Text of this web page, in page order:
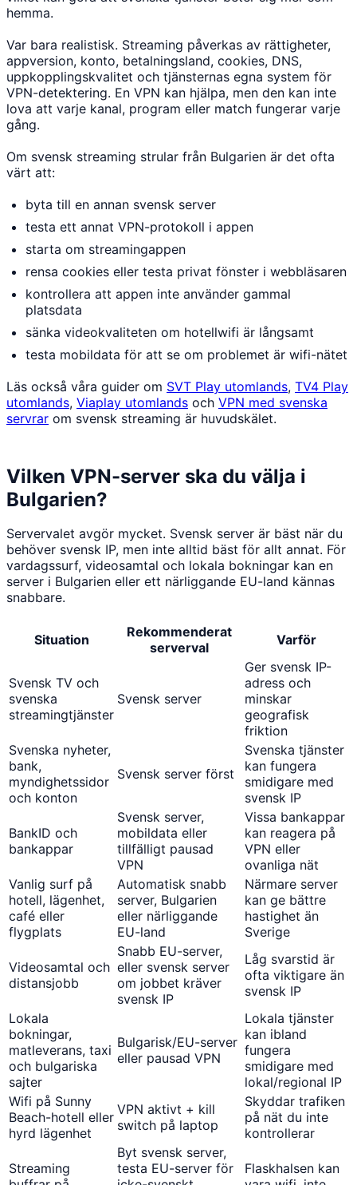
hemma.
Var bara realistisk. Streaming påverkas av rättigheter,
appversion, konto, betalningsland, cookies, DNS,
uppkopplingskvalitet och tjänsternas egna system för
VPN-detektering. En VPN kan hjälpa, men den kan inte
lova att varje kanal, program eller match fungerar varje
gång.
Om svensk streaming strular från Bulgarien är det ofta
värt att:
byta till en annan svensk server
testa ett annat VPN-protokoll i appen
starta om streamingappen
rensa cookies eller testa privat fönster i webbläsaren
kontrollera att appen inte använder gammal
platsdata
sänka videokvaliteten om hotellwifi är långsamt
testa mobildata för att se om problemet är wifi-nätet
Läs också våra guider om SVT Play utomlands, TV4 Play
utomlands, Viaplay utomlands och VPN med svenska
servrar om svensk streaming är huvudskälet.
Vilken VPN-server ska du välja i
Bulgarien?
Servervalet avgör mycket. Svensk server är bäst när du
behöver svensk IP, men inte alltid bäst för allt annat. För
vardagssurf, videosamtal och lokala bokningar kan en
server i Bulgarien eller ett närliggande EU-land kännas
snabbare.
Situation
Rekommenderat
serverval
Varför
Svensk TV och
svenska
streamingtjänster
Svensk server
Ger svensk IP-
adress och
minskar
geografisk
friktion
Svenska nyheter,
bank,
myndighetssidor
och konton
Svensk server först
Svenska tjänster
kan fungera
smidigare med
svensk IP
BankID och
bankappar
Svensk server,
mobildata eller
tillfälligt pausad
VPN
Vissa bankappar
kan reagera på
VPN eller
ovanliga nät
Vanlig surf på
hotell, lägenhet,
café eller
flygplats
Automatisk snabb
server, Bulgarien
eller närliggande
EU-land
Närmare server
kan ge bättre
hastighet än
Sverige
Videosamtal och
distansjobb
Snabb EU-server,
eller svensk server
om jobbet kräver
svensk IP
Låg svarstid är
ofta viktigare än
svensk IP
Lokala
bokningar,
matleverans, taxi
och bulgariska
sajter
Bulgarisk/EU-server
eller pausad VPN
Lokala tjänster
kan ibland
fungera
smidigare med
lokal/regional IP
Wifi på Sunny
Beach-hotell eller
hyrd lägenhet
VPN aktivt + kill
switch på laptop
Skyddar trafiken
på nät du inte
kontrollerar
Streaming
Byt svensk server,
testa EU-server för
Flaskhalsen kan